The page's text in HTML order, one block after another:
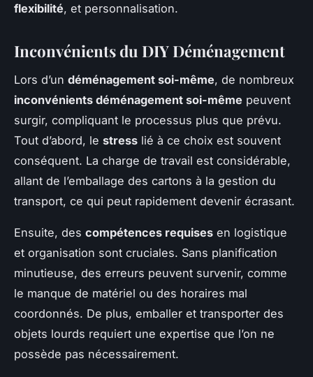
flexibilité, et personnalisation.
Inconvénients du DIY Déménagement
Lors d’un déménagement soi-même, de nombreux
inconvénients déménagement soi-même peuvent
surgir, compliquant le processus plus que prévu.
Tout d’abord, le stress lié à ce choix est souvent
conséquent. La charge de travail est considérable,
allant de l’emballage des cartons à la gestion du
transport, ce qui peut rapidement devenir écrasant.
Ensuite, des compétences requises en logistique
et organisation sont cruciales. Sans planification
minutieuse, des erreurs peuvent survenir, comme
le manque de matériel ou des horaires mal
coordonnés. De plus, emballer et transporter des
objets lourds requiert une expertise que l’on ne
possède pas nécessairement.